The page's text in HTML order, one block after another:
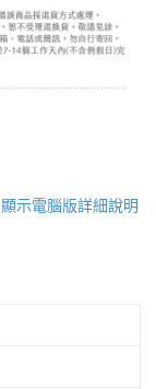
顯示電腦版詳細說明